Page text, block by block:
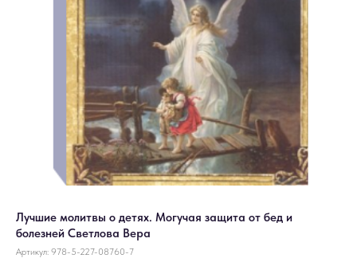
Лучшие молитвы о детях. Могучая защита от бед и
болезней Светлова Вера
Артикул: 978-5-227-08760-7